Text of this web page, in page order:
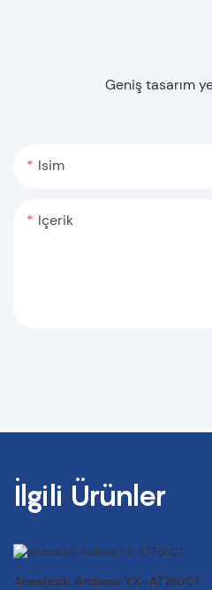
Geniş tasarım
Isim
Içerik
İlgili Ürünler
Anestezik Arabası YX-AT760CT